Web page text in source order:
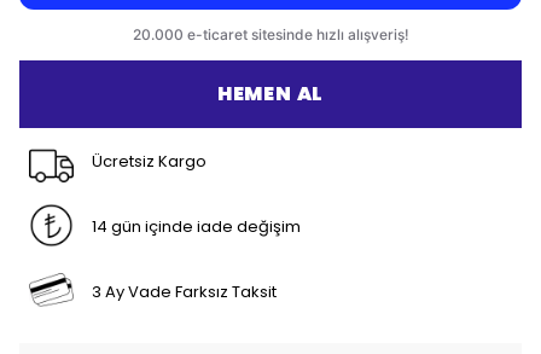
HEMEN AL
Ücretsiz Kargo
14 gün içinde iade değişim
3 Ay Vade Farksız Taksit